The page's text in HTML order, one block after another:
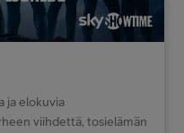
ja elokuvia
viihdettä, tosielämän